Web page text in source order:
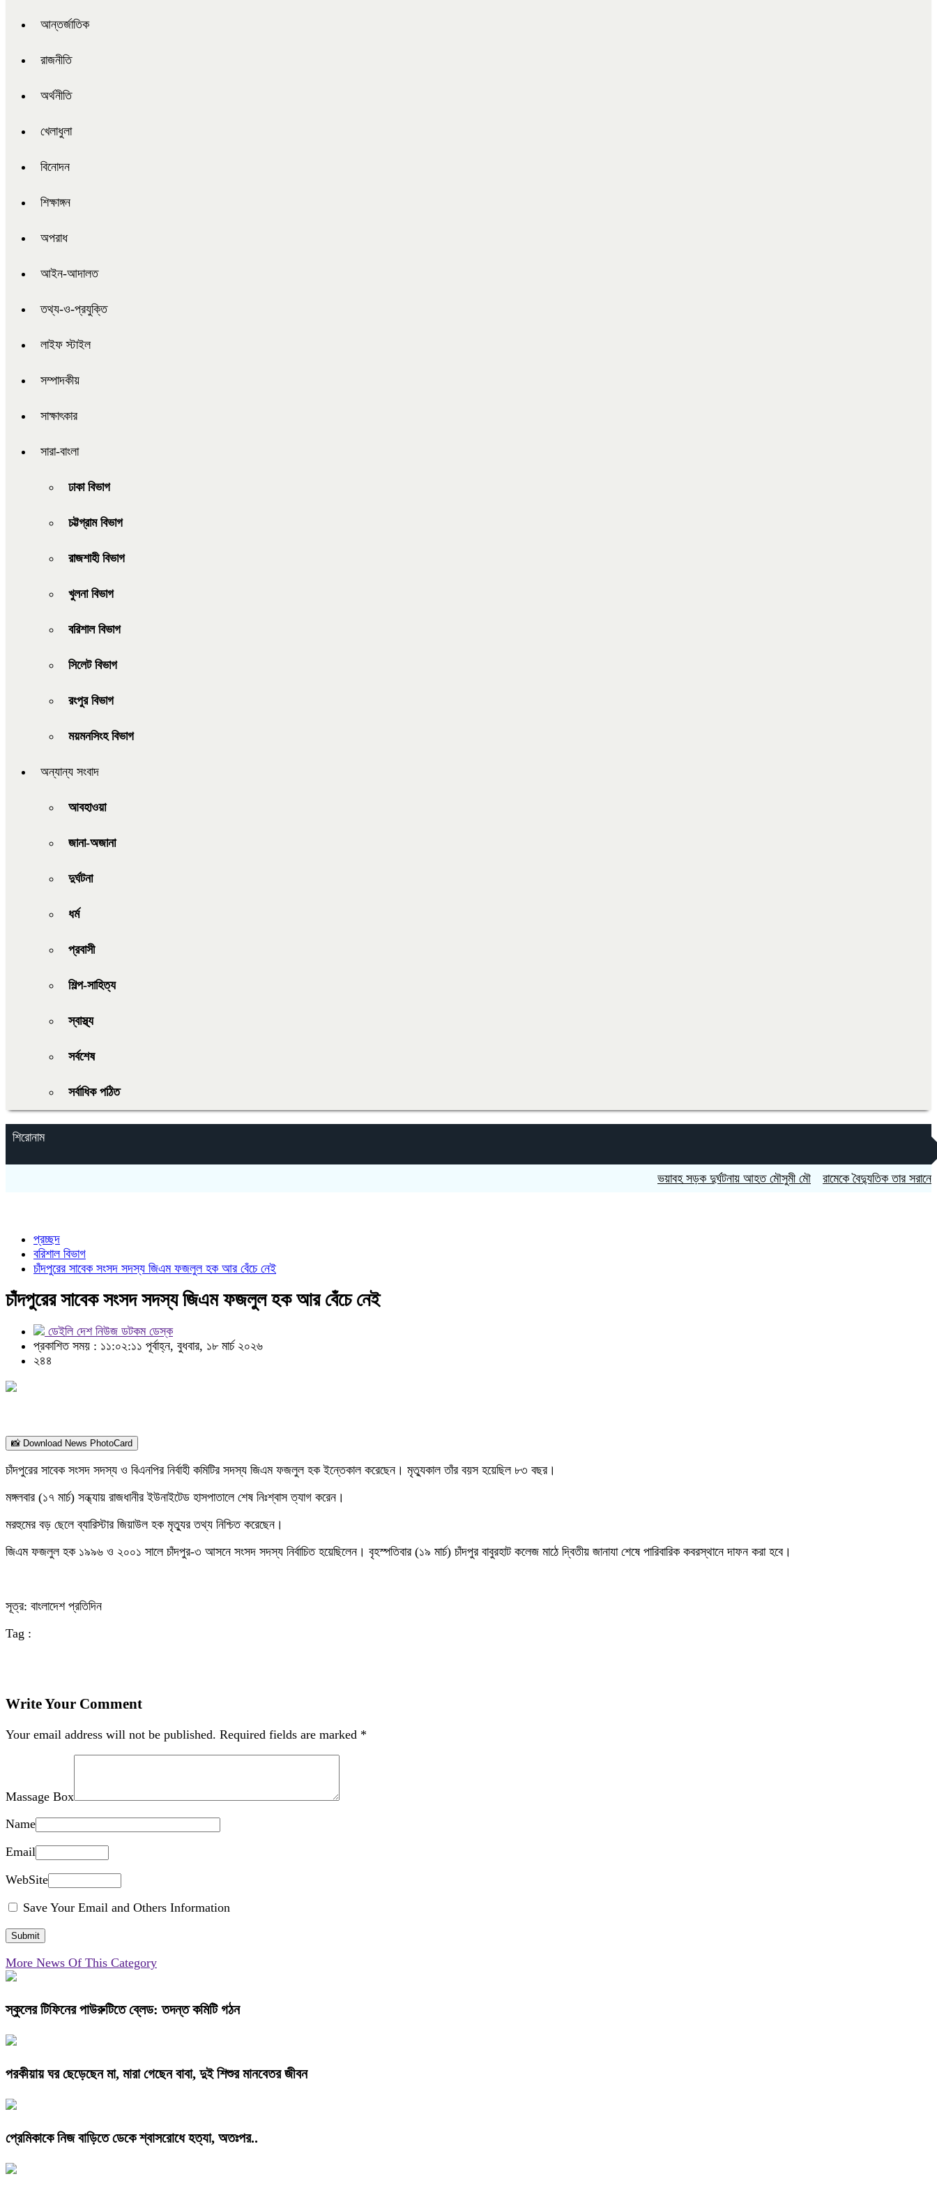
আন্তর্জাতিক
রাজনীতি
অর্থনীতি
খেলাধুলা
বিনোদন
শিক্ষাঙ্গন
অপরাধ
আইন-আদালত
তথ্য-ও-প্রযুক্তি
লাইফ স্টাইল
সম্পাদকীয়
সাক্ষাৎকার
সারা-বাংলা
ঢাকা বিভাগ
চট্টগ্রাম বিভাগ
রাজশাহী বিভাগ
খুলনা বিভাগ
বরিশাল বিভাগ
সিলেট বিভাগ
রংপুর বিভাগ
ময়মনসিংহ বিভাগ
অন্যান্য সংবাদ
আবহাওয়া
জানা-অজানা
দুর্ঘটনা
ধর্ম
প্রবাসী
শিল্প-সাহিত্য
স্বাস্থ্য
সর্বশেষ
সর্বাধিক পঠিত
শিরোনাম
ভয়াবহ সড়ক দুর্ঘটনায় আহত মৌসুমী মৌ রামেকে বৈদ্যুতিক তার সরানোর
প্রচ্ছদ
বরিশাল বিভাগ
চাঁদপুরের সাবেক সংসদ সদস্য জিএম ফজলুল হক আর বেঁচে নেই
চাঁদপুরের সাবেক সংসদ সদস্য জিএম ফজলুল হক আর বেঁচে নেই
ডেইলি দেশ নিউজ ডটকম ডেস্ক
প্রকাশিত সময় : ১১:০২:১১ পূর্বাহ্ন, বুধবার, ১৮ মার্চ ২০২৬
২৪৪
📸 Download News PhotoCard
চাঁদপুরের সাবেক সংসদ সদস্য ও বিএনপির নির্বাহী কমিটির সদস্য জিএম ফজলুল হক ইন্তেকাল করেছেন। মৃত্যুকাল তাঁর বয়স হয়েছিল ৮৩ বছর।
মঙ্গলবার (১৭ মার্চ) সন্ধ্যায় রাজধানীর ইউনাইটেড হাসপাতালে শেষ নিঃশ্বাস ত্যাগ করেন।
মরহুমের বড় ছেলে ব্যারিস্টার জিয়াউল হক মৃত্যুর তথ্য নিশ্চিত করেছেন।
জিএম ফজলুল হক ১৯৯৬ ও ২০০১ সালে চাঁদপুর-৩ আসনে সংসদ সদস্য নির্বাচিত হয়েছিলেন। বৃহস্পতিবার (১৯ মার্চ) চাঁদপুর বাবুরহাট কলেজ মাঠে দ্বিতীয় জানাযা শেষে পারিবারিক কবরস্থানে দাফন করা হবে।
সূত্র: বাংলাদেশ প্রতিদিন
Tag :
Write Your Comment
Your email address will not be published. Required fields are marked *
Massage Box
Name
Email
WebSite
Save Your Email and Others Information
More News Of This Category
স্কুলের টিফিনের পাউরুটিতে ব্লেড: তদন্ত কমিটি গঠন
পরকীয়ায় ঘর ছেড়েছেন মা, মারা গেছেন বাবা, দুই শিশুর মানবেতর জীবন
প্রেমিকাকে নিজ বাড়িতে ডেকে শ্বাসরোধে হত্যা, অতঃপর..